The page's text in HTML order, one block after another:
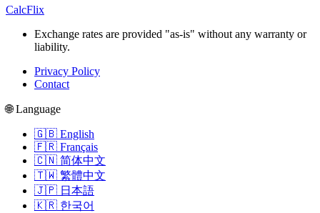
CalcFlix
Exchange rates are provided "as-is" without any warranty or
liability.
Privacy Policy
Contact
🌐 Language
🇬🇧 English
🇫🇷 Français
🇨🇳 简体中文
🇹🇼 繁體中文
🇯🇵 日本語
🇰🇷 한국어